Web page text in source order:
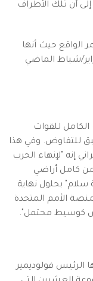
أن تلك الأطراف
الواقع حيث أنها
شباط الماضي
للقوات
للتفاوض. وفي هذا
إنه "لإنهاء الحرب
كامل أراضي
سلام" بحلول نهاية
الأمم المتحدة
كوسيط محتمل".
الرئيس فولوديمير